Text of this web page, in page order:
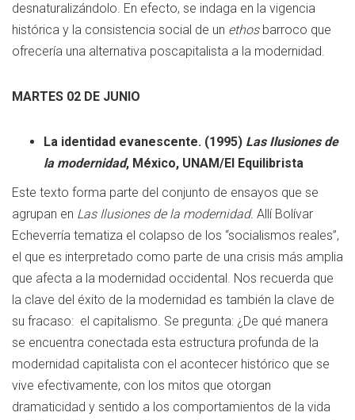
desnaturalizándolo. En efecto, se indaga en la vigencia
histórica y la consistencia social de un ethos barroco que
ofrecería una alternativa poscapitalista a la modernidad.
MARTES 02 DE JUNIO
La identidad evanescente. (1995) Las Ilusiones de
la modernidad, México, UNAM/El Equilibrista
Este texto forma parte del conjunto de ensayos que se
agrupan en Las Ilusiones de la modernidad. Allí Bolívar
Echeverría tematiza el colapso de los “socialismos reales”,
el que es interpretado como parte de una crisis más amplia
que afecta a la modernidad occidental. Nos recuerda que
la clave del éxito de la modernidad es también la clave de
su fracaso: el capitalismo. Se pregunta: ¿De qué manera
se encuentra conectada esta estructura profunda de la
modernidad capitalista con el acontecer histórico que se
vive efectivamente, con los mitos que otorgan
dramaticidad y sentido a los comportamientos de la vida